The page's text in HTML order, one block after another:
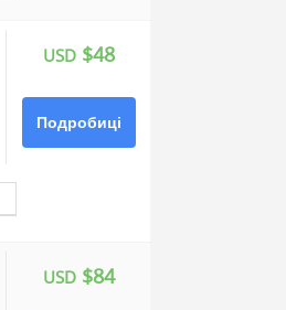
USD$48
Подробиці
USD$84